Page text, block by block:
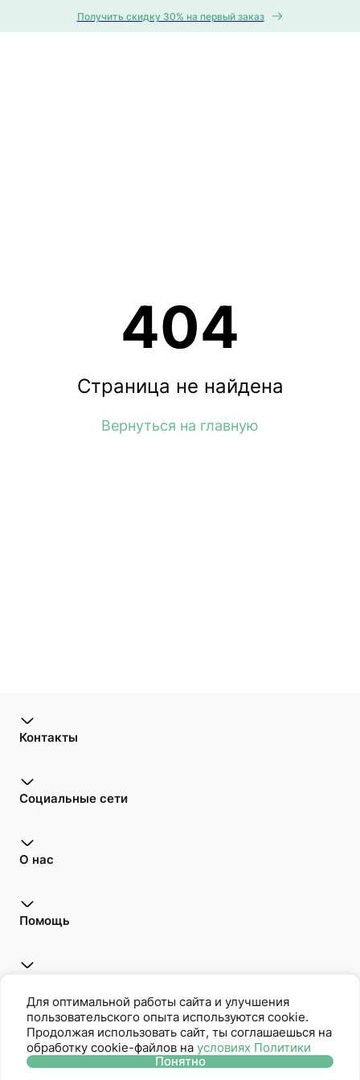
Получить скидку 30% на первый заказ
404
Страница не найдена
Вернуться на главную
Контакты
Социальные сети
О нас
Помощь
Oriflame является членом Ассоциации Прямых Продаж
Для оптимальной работы сайта и улучшения
пользовательского опыта используются cookie.
Продолжая использовать сайт, ты соглашаешься на
обработку cookie-файлов на условиях Политики
Понятно